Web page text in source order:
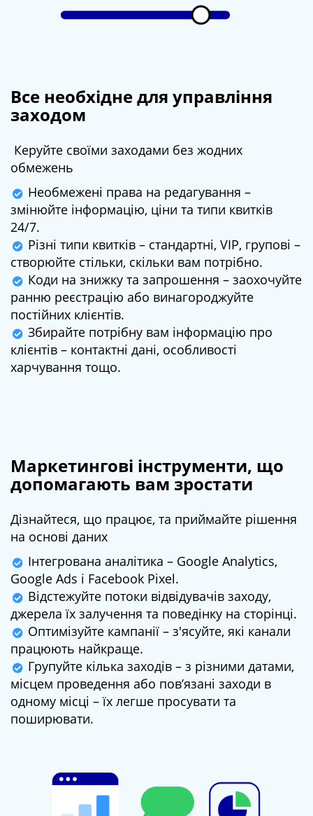
Все необхідне для управління
заходом
Керуйте своїми заходами без жодних
обмежень
Необмежені права на редагування –
змінюйте інформацію, ціни та типи квитків
24/7.
Різні типи квитків – стандартні, VIP, групові –
створюйте стільки, скільки вам потрібно.
Коди на знижку та запрошення – заохочуйте
ранню реєстрацію або винагороджуйте
постійних клієнтів.
Збирайте потрібну вам інформацію про
клієнтів – контактні дані, особливості
харчування тощо.
Маркетингові інструменти, що
допомагають вам зростати
Дізнайтеся, що працює, та приймайте рішення
на основі даних
Інтегрована аналітика – Google Analytics,
Google Ads і Facebook Pixel.
Відстежуйте потоки відвідувачів заходу,
джерела їх залучення та поведінку на сторінці.
Оптимізуйте кампанії – з'ясуйте, які канали
працюють найкраще.
Групуйте кілька заходів – з різними датами,
місцем проведення або пов’язані заходи в
одному місці – їх легше просувати та
поширювати.